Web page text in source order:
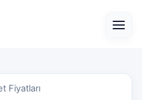
Fiyatları